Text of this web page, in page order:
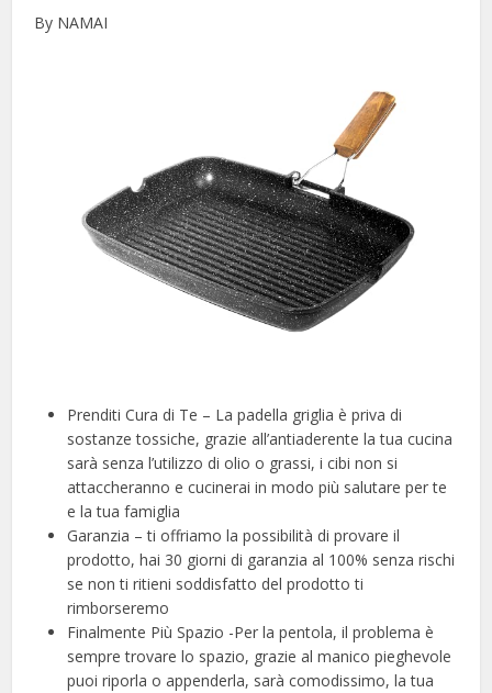
By NAMAI
Prenditi Cura di Te – La padella griglia è priva di
sostanze tossiche, grazie all’antiaderente la tua cucina
sarà senza l’utilizzo di olio o grassi, i cibi non si
attaccheranno e cucinerai in modo più salutare per te
e la tua famiglia
Garanzia – ti offriamo la possibilità di provare il
prodotto, hai 30 giorni di garanzia al 100% senza rischi
se non ti ritieni soddisfatto del prodotto ti
rimborseremo
Finalmente Più Spazio -Per la pentola, il problema è
sempre trovare lo spazio, grazie al manico pieghevole
puoi riporla o appenderla, sarà comodissimo, la tua